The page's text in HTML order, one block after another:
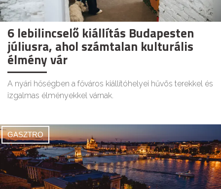
6 lebilincselő kiállítás Budapesten
júliusra, ahol számtalan kulturális
élmény vár
A nyári hőségben a főváros kiállítóhelyei hűvös terekkel és
izgalmas élményekkel várnak.
GASZTRO